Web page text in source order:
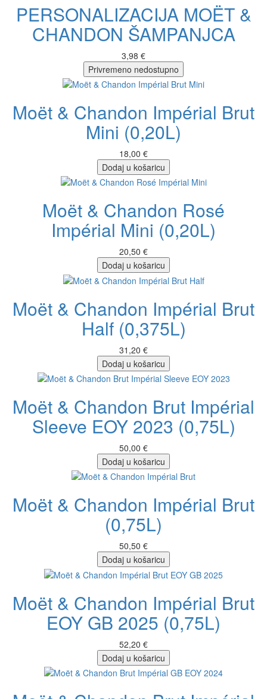
PERSONALIZACIJA MOËT &
CHANDON ŠAMPANJCA
3,98 €
Privremeno nedostupno
Moët & Chandon Impérial Brut
Mini (0,20L)
18,00 €
Dodaj u košaricu
Moët & Chandon Rosé
Impérial Mini (0,20L)
20,50 €
Dodaj u košaricu
Moët & Chandon Impérial Brut
Half (0,375L)
31,20 €
Dodaj u košaricu
Moët & Chandon Brut Impérial
Sleeve EOY 2023 (0,75L)
50,00 €
Dodaj u košaricu
Moët & Chandon Impérial Brut
(0,75L)
50,50 €
Dodaj u košaricu
Moët & Chandon Impérial Brut
EOY GB 2025 (0,75L)
52,20 €
Dodaj u košaricu